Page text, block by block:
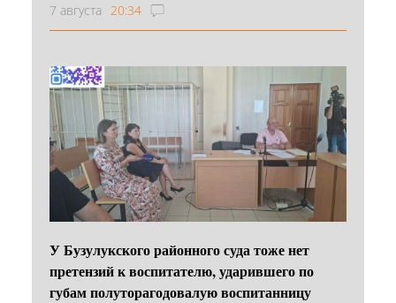
7 августа 20:34
У Бузулукского районного суда тоже нет
претензий к воспитателю, ударившего по
губам полуторагодовалую воспитанницу